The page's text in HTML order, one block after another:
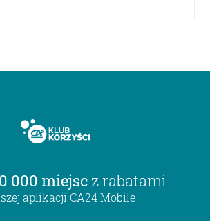
000 miejsc z rabatami
aplikacji CA24 Mobile